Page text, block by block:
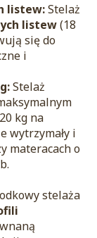
listew:Stelaż
listew(18
się do
i
Stelaż
kg na
wytrzymały i
materacach o
stelaża